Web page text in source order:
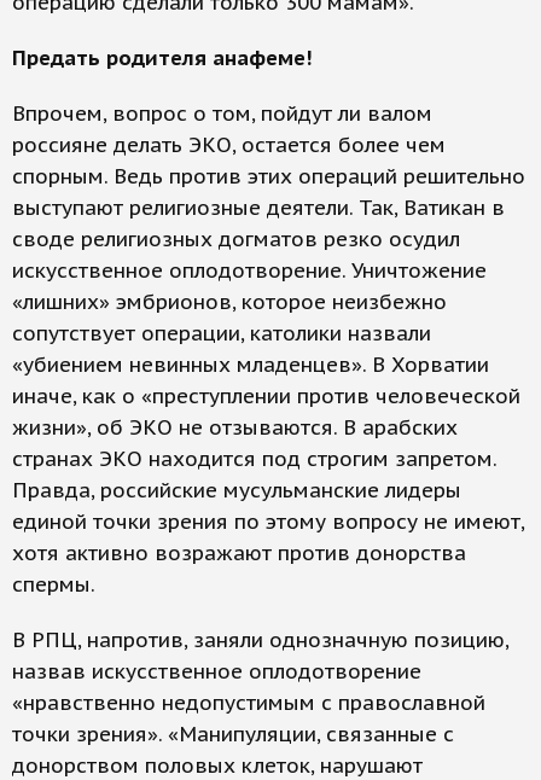
Предать родителя анафеме!
Впрочем, вопрос о том, пойдут ли валом
россияне делать ЭКО, остается более чем
спорным. Ведь против этих операций решительно
выступают религиозные деятели. Так, Ватикан в
своде религиозных догматов резко осудил
искусственное оплодотворение. Уничтожение
«лишних» эмбрионов, которое неизбежно
сопутствует операции, католики назвали
«убиением невинных младенцев». В Хорватии
иначе, как о «преступлении против человеческой
жизни», об ЭКО не отзываются. В арабских
странах ЭКО находится под строгим запретом.
Правда, российские мусульманские лидеры
единой точки зрения по этому вопросу не имеют,
хотя активно возражают против донорства
спермы.
В РПЦ, напротив, заняли однозначную позицию,
назвав искусственное оплодотворение
«нравственно недопустимым с православной
точки зрения». «Манипуляции, связанные с
донорством половых клеток, нарушают